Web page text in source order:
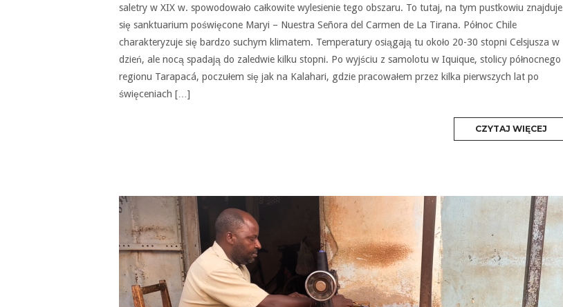
saletry w XIX w. spowodowało całkowite wylesienie tego obszaru. To tutaj, na tym pustkowiu znajduje
się sanktuarium poświęcone Maryi – Nuestra Señora del Carmen de La Tirana. Północ Chile
charakteryzuje się bardzo suchym klimatem. Temperatury osiągają tu około 20-30 stopni Celsjusza w
dzień, ale nocą spadają do zaledwie kilku stopni. Po wyjściu z samolotu w Iquique, stolicy północnego
regionu Tarapacá, poczułem się jak na Kalahari, gdzie pracowałem przez kilka pierwszych lat po
święceniach […]
CZYTAJ WIĘCEJ